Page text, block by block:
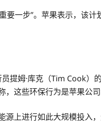
一步”。苹果表示，该计
提姆·库克（Tim Cook
这些环保行为是苹果公司
上进行如此大规模投入